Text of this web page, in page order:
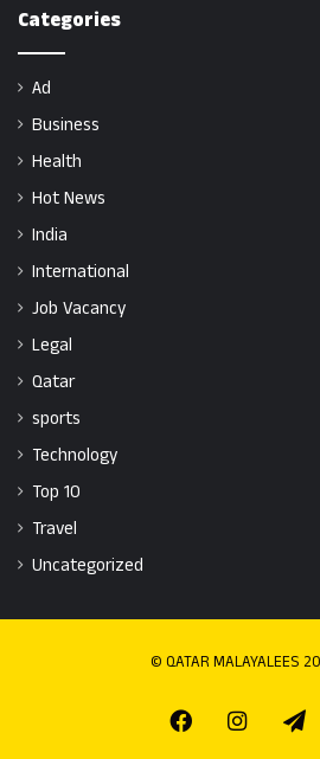
Categories
Ad
Business
Health
Hot News
India
International
Job Vacancy
Legal
Qatar
sports
Technology
Top 10
Travel
Uncategorized
© QATAR MALAYALEES
FacebookInstagram